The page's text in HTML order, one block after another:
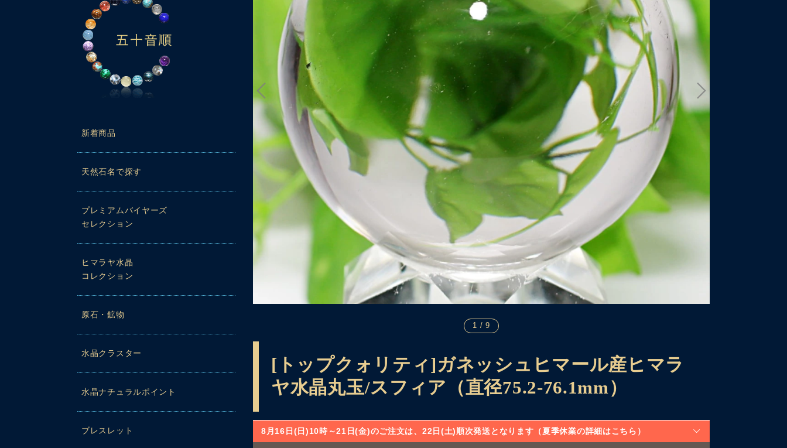
新着商品
天然石名で探す
プレミアムバイヤーズ
セレクション
ヒマラヤ水晶
コレクション
原石・鉱物
水晶クラスター
水晶ナチュラルポイント
ブレスレット
1 / 9
[トップクォリティ]ガネッシュヒマール産ヒマラ
ヤ水晶丸玉/スフィア（直径75.2-76.1mm）
8月16日(日)10時～21日(金)のご注文は、22日(土)順次発送となります（夏季休業の詳細はこちら）